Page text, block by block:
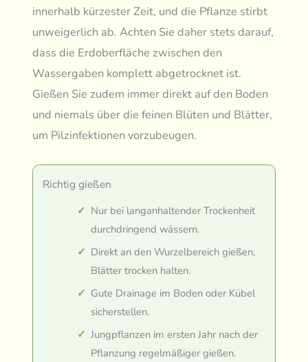
innerhalb kürzester Zeit, und die Pflanze stirbt
unweigerlich ab. Achten Sie daher stets darauf,
dass die Erdoberfläche zwischen den
Wassergaben komplett abgetrocknet ist.
Gießen Sie zudem immer direkt auf den Boden
und niemals über die feinen Blüten und Blätter,
um Pilzinfektionen vorzubeugen.
Richtig gießen
Nur bei langanhaltender Trockenheit
durchdringend wässern.
Direkt an den Wurzelbereich gießen,
Blätter trocken halten.
Gute Drainage im Boden oder Kübel
sicherstellen.
Jungpflanzen im ersten Jahr nach der
Pflanzung regelmäßiger gießen.